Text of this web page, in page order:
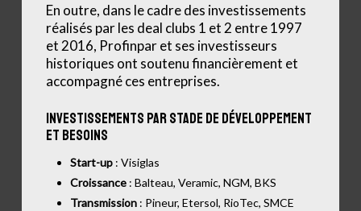
En outre, dans le cadre des investissements
réalisés par les deal clubs 1 et 2 entre 1997
et 2016, Profinpar et ses investisseurs
historiques ont soutenu financièrement et
accompagné ces entreprises.
Investissements par stade de développement
et besoins
Start-up : Visiglas
Croissance: Balteau, Veramic, NGM, BKS
Transmission: Pineur, Etersol, RioTec, SMCE